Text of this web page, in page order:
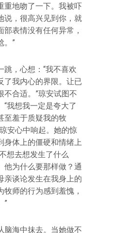
重地吻了一下。我被吓
说，很高兴见到你，就
表情没有任何异常，
。”
，心想：“我不喜欢
了我内心的界限。让已
不合适。”琼安试图不
我想我一定是夸大了
至羞于质疑我的牧
安心中响起。她的惊
身体上的僵硬和情绪上
想去想发生了什么
他为什么要那样做？通
亲谈论发生在我身上的
师的行为感到羞愧，
”
脑海中抹去。当她做不